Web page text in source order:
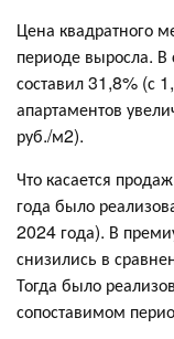
Цена квадратного
периоде выросла. В
составил 31,8% (с
апартаментов
руб./м2).
Что касается
года было
2024 года). В
снизились в
Тогда было
сопоставимом